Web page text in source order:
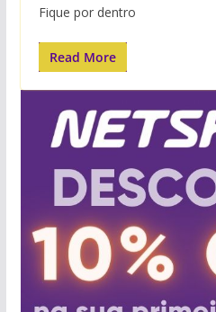
Fique por dentro
Read More